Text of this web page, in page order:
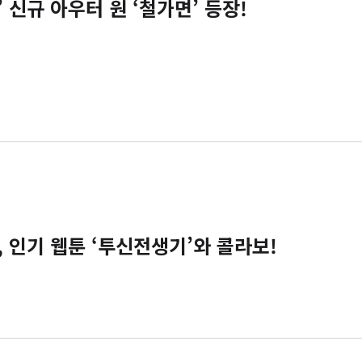
규 아우터 원 ‘철가면’ 등장!
기 웹툰 ‘투신전생기’와 콜라보!